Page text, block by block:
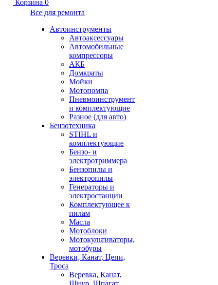
Корзина 0
Все для ремонта
Автоинструменты
Автоаксессуары
Автомобильные
компрессоры
АКБ
Домкраты
Мойки
Мотопомпа
Пневмоинструмент
и комплектующие
Разное (для авто)
Бензотехника
STIHL и
комплектующие
Бензо- и
электротриммера
Бензопилы и
электропилы
Генераторы и
электростанции
Комплектующее к
пилам
Масла
Мотоблоки
Мотокультиваторы,
мотобуры
Веревки, Канат, Цепи,
Троса
Веревка, Канат,
Шнур, Шпагат